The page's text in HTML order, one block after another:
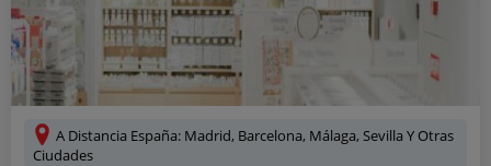
A Distancia España: Madrid, Barcelona, Málaga, Sevilla Y Otras
Ciudades